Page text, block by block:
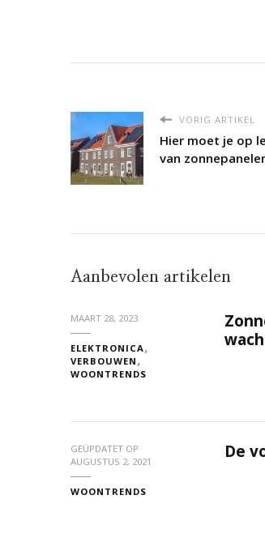
VORIG ARTIKEL
Hier moet je op
van
Aanbevolen artikelen
MAART 28, 2023
ELEKTRONICA
VERBOUWEN
WOONTRENDS
GEÜPDATET OP
AUGUSTUS 2, 2021
WOONTRENDS
De